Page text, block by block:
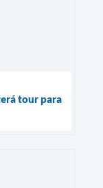
tour para